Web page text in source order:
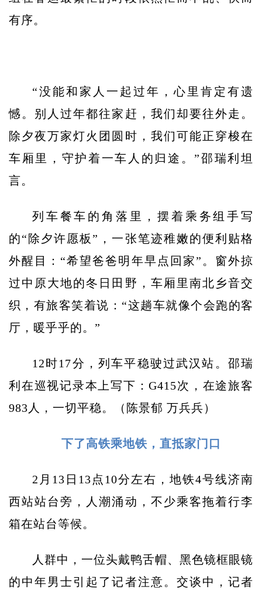
有序。
“没能和家人一起过年，心里肯定有遗
憾。别人过年都往家赶，我们却要往外走。
除夕夜万家灯火团圆时，我们可能正穿梭在
车厢里，守护着一车人的归途。”邵瑞利坦
言。
列车餐车的角落里，摆着乘务组手写
的“除夕许愿板”，一张笔迹稚嫩的便利贴格
外醒目：“希望爸爸明年早点回家”。窗外掠
过中原大地的冬日田野，车厢里南北乡音交
织，有旅客笑着说：“这趟车就像个会跑的客
厅，暖乎乎的。”
12时17分，列车平稳驶过武汉站。邵瑞
利在巡视记录本上写下：G415次，在途旅客
983人，一切平稳。（陈景郁 万兵兵）
下了高铁乘地铁，直抵家门口
2月13日13点10分左右，地铁4号线济南
西站站台旁，人潮涌动，不少乘客拖着行李
箱在站台等候。
人群中，一位头戴鸭舌帽、黑色镜框眼镜
的中年男士引起了记者注意。交谈中，记者